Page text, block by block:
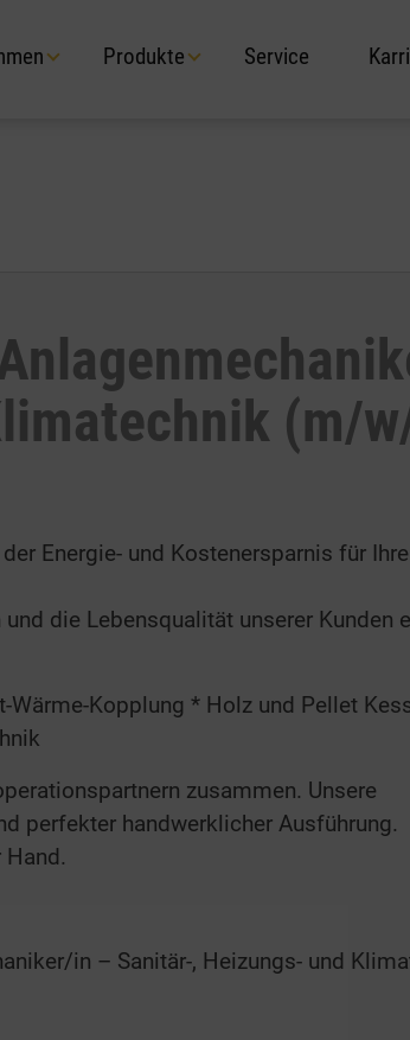
Produkte Service
(m/
Energie- und Kostenersparnis für
die Lebensqualität unserer Kunden
Wärme-Kopplung * Holz und Pellet
zusammen. Unsere
perfekter handwerklicher Ausführung.
in – Sanitär-, Heizungs- und